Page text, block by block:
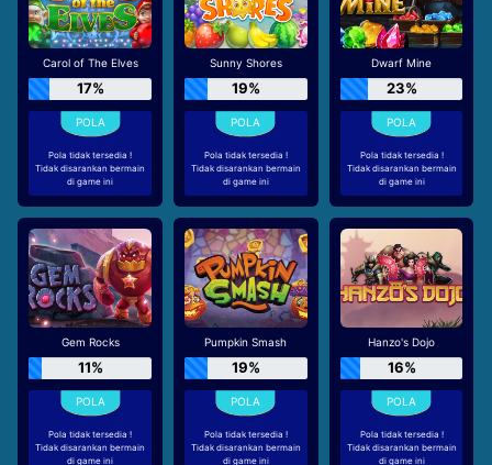
Carol of The Elves
17%
Pola tidak tersedia !
Tidak disarankan bermain
di game ini
Sunny Shores
19%
Pola tidak tersedia !
Tidak disarankan bermain
di game ini
Dwarf Mine
23%
Pola tidak tersedia !
Tidak disarankan bermain
di game ini
Gem Rocks
11%
Pola tidak tersedia !
Tidak disarankan bermain
di game ini
Pumpkin Smash
19%
Pola tidak tersedia !
Tidak disarankan bermain
di game ini
Hanzo's Dojo
16%
Pola tidak tersedia !
Tidak disarankan bermain
di game ini